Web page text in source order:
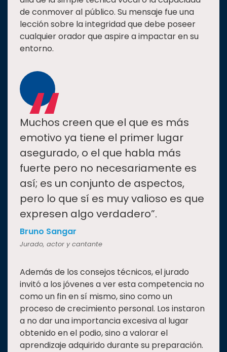
de conmover al público. Su mensaje fue una
lección sobre la integridad que debe poseer
cualquier orador que aspire a impactar en su
entorno.
“
Muchos creen que el que es más
emotivo ya tiene el primer lugar
asegurado, o el que habla más
fuerte pero no necesariamente es
así; es un conjunto de aspectos,
pero lo que sí es muy valioso es que
expresen algo verdadero”.
Bruno Sangar
Jurado, actor y cantante
Además de los consejos técnicos, el jurado
invitó a los jóvenes a ver esta competencia no
como un fin en sí mismo, sino como un
proceso de crecimiento personal. Los instaron
a no dar una importancia excesiva al lugar
obtenido en el podio, sino a valorar el
aprendizaje adquirido durante su preparación.